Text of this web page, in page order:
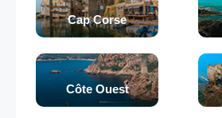
Cap Corse
Côte Ouest